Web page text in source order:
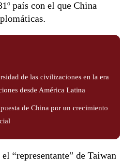
país con el que China
de las civilizaciones en la era
desde América Latina
de China por un crecimiento
“representante” de Taiwan